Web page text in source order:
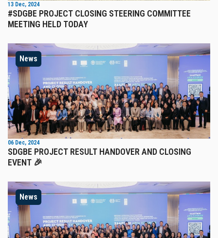
13 Dec, 2024
#SDGBE PROJECT CLOSING STEERING COMMITTEE
MEETING HELD TODAY
News
06 Dec, 2024
SDGBE PROJECT RESULT HANDOVER AND CLOSING
EVENT 🎉
News